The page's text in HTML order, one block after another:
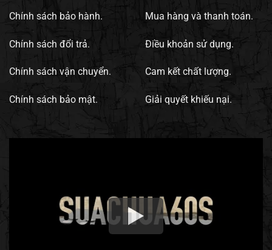
Chính sách bảo hành.
Chính sách đổi trả.
Chính sách vận chuyển.
Chính sách bảo mật.
Mua hàng và thanh toán.
Điều khoản sử dụng.
Cam kết chất lượng.
Giải quyết khiếu nại.